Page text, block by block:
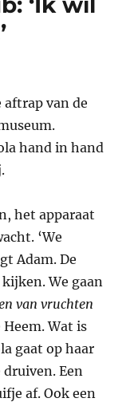
aftrap van de
hand in hand
het apparaat
‘We
Adam. De
We gaan
van vruchten
Heem. Wat is
gaat op haar
Een
af. Ook een